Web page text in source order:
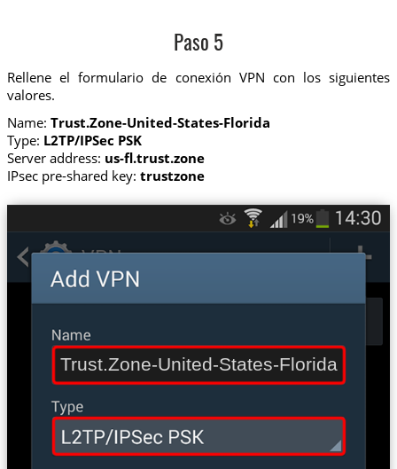
Paso 5
Rellene el formulario de conexión VPN con los siguientes
valores.
Name: Trust.Zone-United-States-Florida
Type: L2TP/IPSec PSK
Server address: us-fl.trust.zone
IPsec pre-shared key: trustzone
Trust.Zone-United-States-Florida